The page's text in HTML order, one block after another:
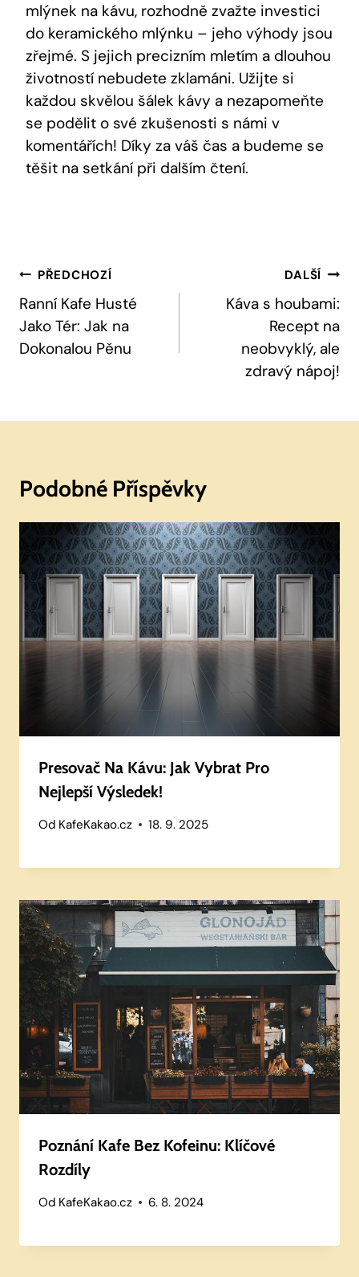
mlýnek na kávu, rozhodně zvažte investici
do keramického mlýnku – jeho výhody jsou
zřejmé. S jejich precizním mletím a dlouhou
životností nebudete zklamáni. Užijte si
každou skvělou šálek kávy a nezapomeňte
se podělit o své zkušenosti s námi v
komentářích! Díky za váš čas a budeme se
těšit na setkání při dalším čtení.
Navigace
Pro
Příspěvek
PŘEDCHOZÍ
Ranní Kafe Husté
Jako Tér: Jak na
Dokonalou Pěnu
DALŠÍ
Káva s houbami:
Recept na
neobvyklý, ale
zdravý nápoj!
Podobné Příspěvky
Presovač Na Kávu: Jak Vybrat Pro
Nejlepší Výsledek!
Od KafeKakao.cz 18. 9. 2025
Poznání Kafe Bez Kofeinu: Klíčové
Rozdíly
Od KafeKakao.cz 6. 8. 2024